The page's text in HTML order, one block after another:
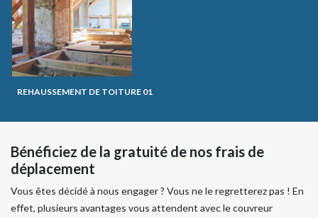
REHAUSSEMENT DE TOITURE 01
Bénéficiez de la gratuité de nos frais de
déplacement
Vous êtes décidé à nous engager ? Vous ne le regretterez pas ! En
effet, plusieurs avantages vous attendent avec le couvreur